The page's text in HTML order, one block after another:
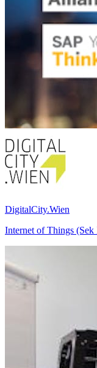
DigitalCity.Wien
Internet of Things (Sek